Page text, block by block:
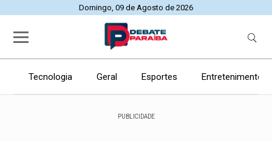
Domingo, 09 de Agosto de 2026
Tecnologia Geral Esportes Entretenimento
PUBLICIDADE